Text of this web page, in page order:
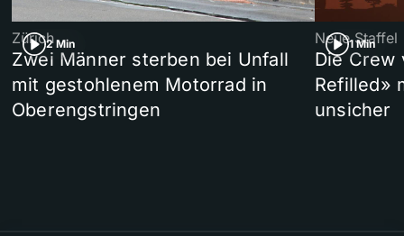
2 Min
Zürich
Zwei Männer sterben bei Unfall
mit gestohlenem Motorrad in
Oberengstringen
1 Min
Neue Staffel
Die Crew
Refilled»
unsicher